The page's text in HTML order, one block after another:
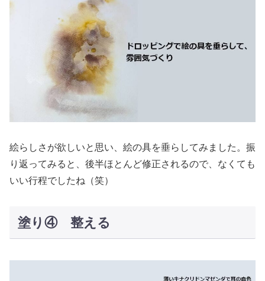
絵らしさが欲しいと思い、絵の具を垂らしてみました。振
り返ってみると、後半ほとんど修正されるので、なくても
いい行程でしたね（笑）
塗り④ 整える